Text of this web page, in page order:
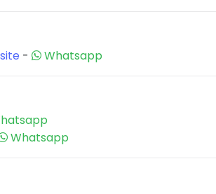
- Whatsapp
Whatsapp